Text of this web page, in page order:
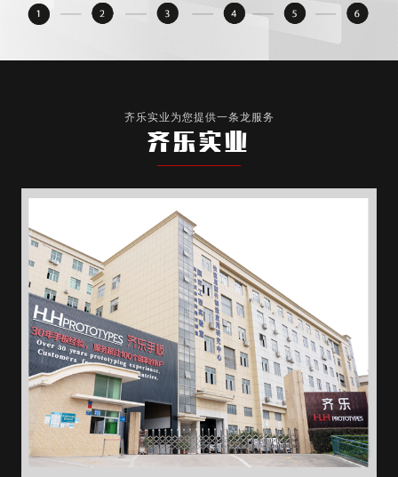
齐乐实业为您提供一条龙服务
齐乐实业